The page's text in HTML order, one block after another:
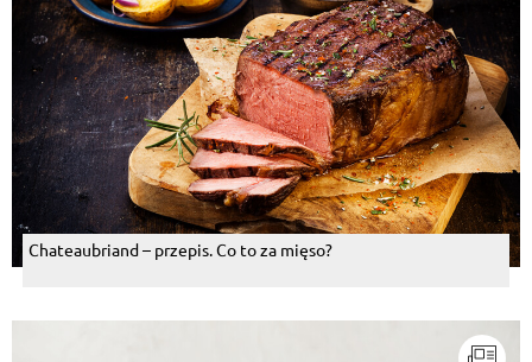
Chateaubriand – przepis. Co to za mięso?